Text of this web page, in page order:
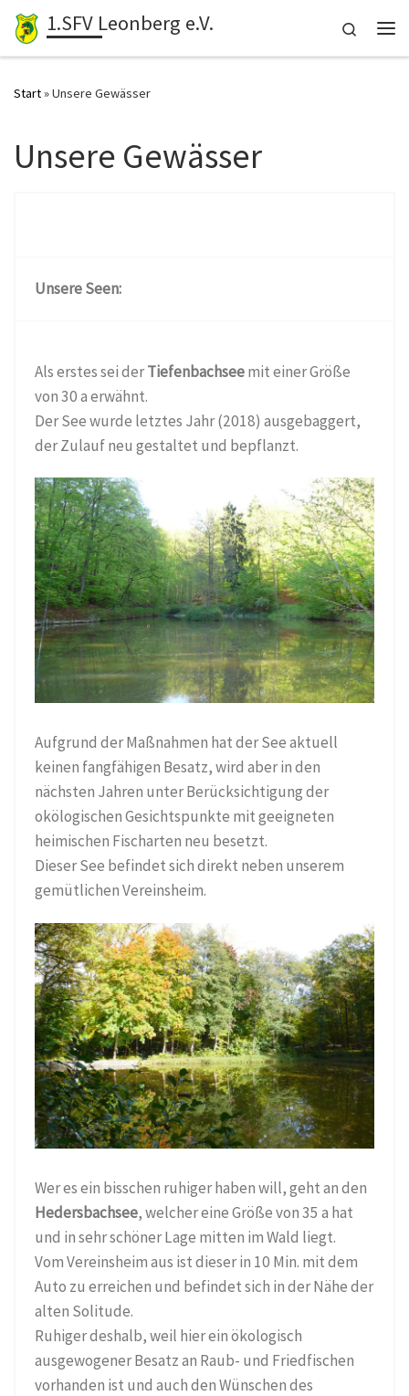
Zum Inhalt springen
1.SFV Leonberg e.V.
Search
Start»Unsere Gewässer
Unsere Gewässer
Unsere Seen:
Als erstes sei derTiefenbachseemit einer Größe
von 30 a erwähnt.
Der See wurde letztes Jahr (2018) ausgebaggert,
der Zulauf neu gestaltet und bepflanzt.
Aufgrund der Maßnahmen hat der See aktuell
keinen fangfähigen Besatz, wird aber in den
nächsten Jahren unter Berücksichtigung der
okölogischen Gesichtspunkte mit geeigneten
heimischen Fischarten neu besetzt.
Dieser See befindet sich direkt neben unserem
gemütlichen Vereinsheim.
Wer es ein bisschen ruhiger haben will, geht an den
Hedersbachsee, welcher eine Größe von 35 a hat
und in sehr schöner Lage mitten im Wald liegt.
Vom Vereinsheim aus ist dieser in 10 Min. mit dem
Auto zu erreichen und befindet sich in der Nähe der
alten Solitude.
Ruhiger deshalb, weil hier ein ökologisch
ausgewogener Besatz an Raub- und Friedfischen
vorhanden ist und auch den Wünschen des